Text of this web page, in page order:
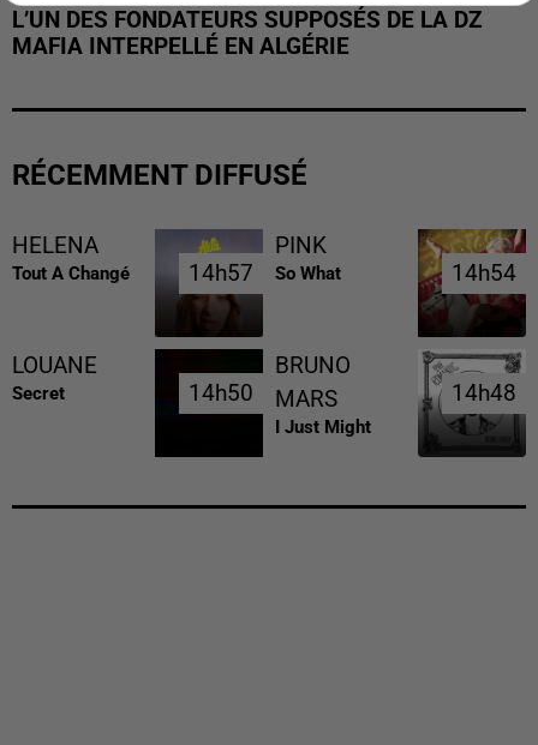
L’UN DES FONDATEURS SUPPOSÉS DE LA DZ
MAFIA INTERPELLÉ EN ALGÉRIE
RÉCEMMENT DIFFUSÉ
HELENA
Tout A Changé 14h57
14h57
PINK
So What 14h54
14h54
LOUANE
Secret 14h50
14h50
BRUNO
MARS
I Just Might
14h48
14h48